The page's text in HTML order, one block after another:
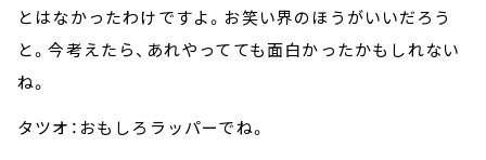
とはなかったわけですよ。お笑い界のほうがいいだろう
と。今考えたら、あれやってても面白かったかもしれない
ね。
タツオ：おもしろラッパーでね。